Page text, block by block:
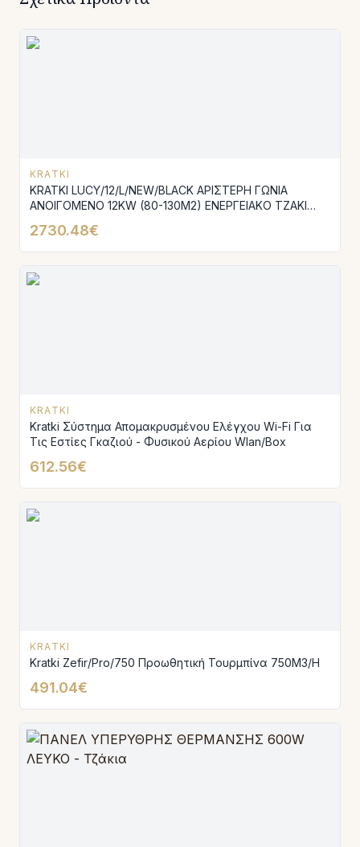
KRATKI
KRATKI LUCY/12/L/NEW/BLACK ΑΡΙΣΤΕΡΗ ΓΩΝΙΑ
ΑΝΟΙΓΟΜΕΝΟ 12KW (80-130M2) ΕΝΕΡΓΕΙΑΚΟ ΤΖΑΚΙ
2730.48€
KRATKI
Kratki Σύστημα Απομακρυσμένου Ελέγχου Wi-Fi Για
Τις Εστίες Γκαζιού - Φυσικού Αερίου Wlan/Box
612.56€
KRATKI
Kratki Zefir/Pro/750 Προωθητική Τουρμπίνα 750M3/H
491.04€